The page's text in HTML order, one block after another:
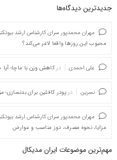
جدیدترین دیدگاه‌‌ها
مهران محمدپور سرای کارشناس ارشد
محبوب این روزها واقعا لاغر می‌کند؟
علی احمدی در کاهش وزن با ماچا؛
نسرین در پودر کافئین برای
مهران محمدپور سرای کارشناس ارشد
مزایا، نحوه مصرف، دوز مناسب و عوارض
مهم‌ترین موضوعات ایران مدیکال